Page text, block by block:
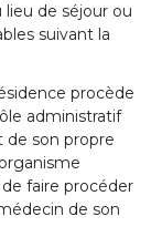
de séjour ou
suivant la
procède
administratif
de son propre
faire procéder
de son